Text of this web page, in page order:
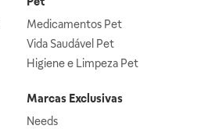
Medicamentos Pet
Vida Saudável Pet
Higiene e Limpeza Pet
Marcas Exclusivas
Needs